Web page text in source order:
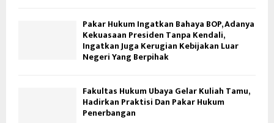
Pakar Hukum Ingatkan Bahaya BOP, Adanya
Kekuasaan Presiden Tanpa Kendali,
Ingatkan Juga Kerugian Kebijakan Luar
Negeri Yang Berpihak
Fakultas Hukum Ubaya Gelar Kuliah Tamu,
Hadirkan Praktisi Dan Pakar Hukum
Penerbangan